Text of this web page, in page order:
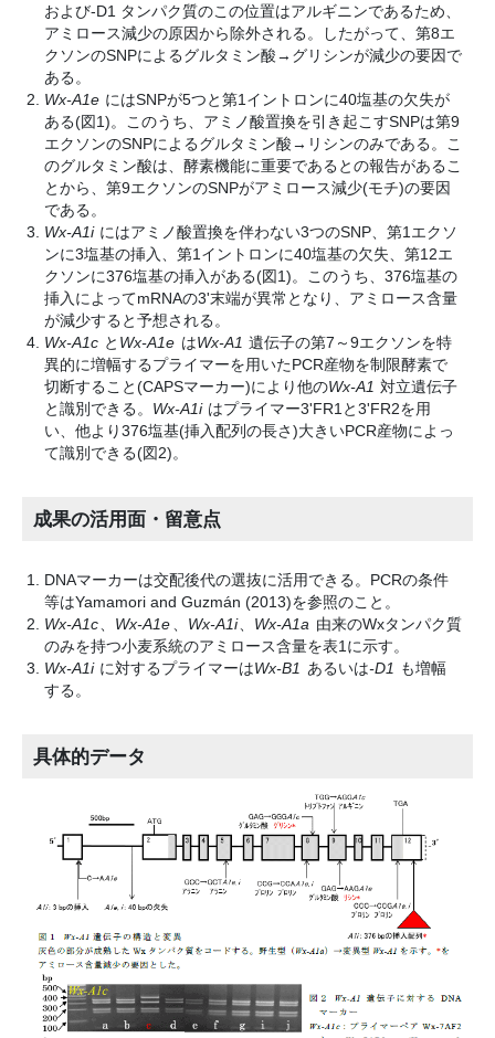
および-D1 タンパク質のこの位置はアルギニンであるため、
アミロース減少の原因から除外される。したがって、第8エ
クソンのSNPによるグルタミン酸→グリシンが減少の要因で
ある。
Wx-A1e にはSNPが5つと第1イントロンに40塩基の欠失が
ある(図1)。このうち、アミノ酸置換を引き起こすSNPは第9
エクソンのSNPによるグルタミン酸→リシンのみである。こ
のグルタミン酸は、酵素機能に重要であるとの報告があるこ
とから、第9エクソンのSNPがアミロース減少(モチ)の要因
である。
Wx-A1i にはアミノ酸置換を伴わない3つのSNP、第1エクソ
ンに3塩基の挿入、第1イントロンに40塩基の欠失、第12エ
クソンに376塩基の挿入がある(図1)。このうち、376塩基の
挿入によってmRNAの3'末端が異常となり、アミロース含量
が減少すると予想される。
Wx-A1c と Wx-A1e はWx-A1 遺伝子の第7～9エクソンを特
異的に増幅するプライマーを用いたPCR産物を制限酵素で
切断すること(CAPSマーカー)により他のWx-A1 対立遺伝子
と識別できる。 Wx-A1i はプライマー3'FR1と3'FR2を用
い、他より376塩基(挿入配列の長さ)大きいPCR産物によっ
て識別できる(図2)。
成果の活用面・留意点
DNAマーカーは交配後代の選抜に活用できる。PCRの条件
等はYamamori and Guzmán (2013)を参照のこと。
Wx-A1c
Wx-A1e Wx-A1i Wx-A1a 由来のWxタンパク質
のみを持つ小麦系統のアミロース含量を表1に示す。
Wx-A1i に対するプライマーはWx-B1 あるいは-D1 も増幅
する。
具体的データ